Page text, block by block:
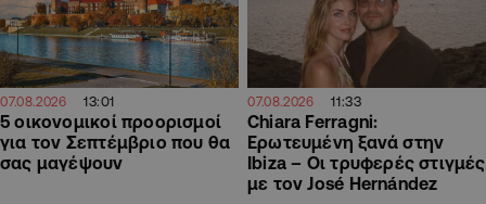
07.08.2026 13:01
5 οικονομικοί προορισμοί
για τον Σεπτέμβριο που θα
σας μαγέψουν
07.08.2026 11:33
Chiara Ferragni:
Ερωτευμένη ξανά στην
Ibiza – Οι τρυφερές στιγμές
με τον José Hernández